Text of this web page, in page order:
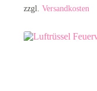
zzgl. Versandkosten